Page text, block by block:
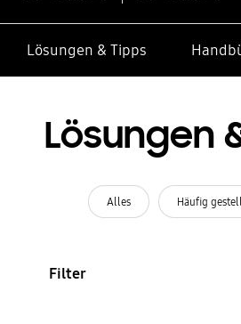
Lösungen & Tipps
Lösungen
Alles Häufig
Filter